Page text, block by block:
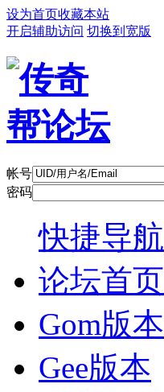
设为首页收藏本站
开启辅助访问 切换到宽版
帐号
密码
快捷导航
论坛首页
Gom版本
Gee版本